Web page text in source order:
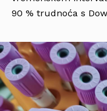
90 % trudnoća s